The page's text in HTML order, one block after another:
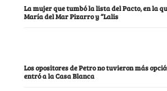
La mujer que tumbó la lista del Pacto, en la
María del Mar Pizarro y “Lalis
Los opositores de Petro no tuvieron más
entró a la Casa Blanca